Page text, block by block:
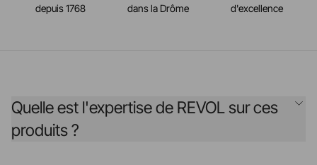
depuis 1768 dans la Drôme d'excellence
Quelle est l'expertise de REVOL sur ces
produits ?